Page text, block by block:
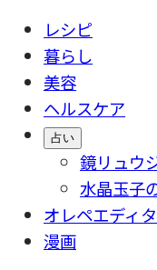
レシピ
暮らし
美容
ヘルスケア
占い
鏡リュウ
水晶玉子
オレペエディ
漫画